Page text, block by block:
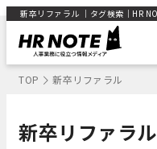
新卒リファラル ｜タグ検索｜HR
TOP 新卒リファラル
新卒リファラ